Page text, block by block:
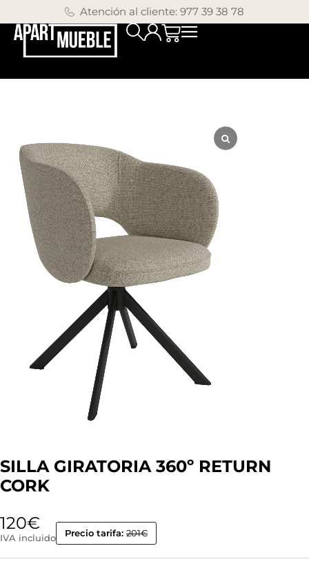
Atención al cliente: 977 39 38 78
SILLA GIRATORIA 360º RETURN
CORK
120€
IVA incluido Precio tarifa: 201€